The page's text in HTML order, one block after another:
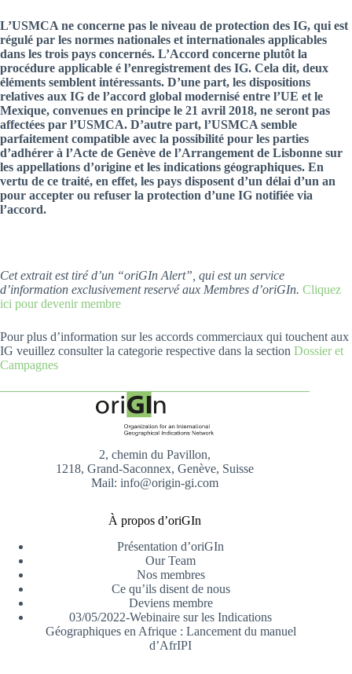
L’USMCA ne concerne pas le niveau de protection des IG, qui est
régulé par les normes nationales et internationales applicables
dans les trois pays concernés. L’Accord concerne plutôt la
procédure applicable é l’enregistrement des IG. Cela dit, deux
éléments semblent intéressants. D’une part, les dispositions
relatives aux IG de l’accord global modernisé entre l’UE et le
Mexique, convenues en principe le 21 avril 2018, ne seront pas
affectées par l’USMCA. D’autre part, l’USMCA semble
parfaitement compatible avec la possibilité pour les parties
d’adhérer à l’Acte de Genève de l’Arrangement de Lisbonne sur
les appellations d’origine et les indications géographiques. En
vertu de ce traité, en effet, les pays disposent d’un délai d’un an
pour accepter ou refuser la protection d’une IG notifiée via
l’accord.
Cet extrait est tiré d’un “oriGIn Alert”, qui est un service
d’information exclusivement reservé aux Membres d’oriGIn. Cliquez
ici pour devenir membre
Pour plus d’information sur les accords commerciaux qui touchent aux
IG veuillez consulter la categorie respective dans la section Dossier et
Campagnes
2, chemin du Pavillon,
1218, Grand-Saconnex, Genève, Suisse
Mail: info@origin-gi.com
À propos d’oriGIn
Présentation d’oriGIn
Our Team
Nos membres
Ce qu’ils disent de nous
Deviens membre
03/05/2022-Webinaire sur les Indications
Géographiques en Afrique : Lancement du manuel
d’AfrIPI